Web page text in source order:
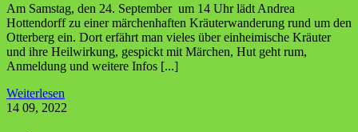
Am Samstag, den 24. September um 14 Uhr lädt Andrea
Hottendorff zu einer märchenhaften Kräuterwanderung rund um den
Otterberg ein. Dort erfährt man vieles über einheimische Kräuter
und ihre Heilwirkung, gespickt mit Märchen, Hut geht rum,
Anmeldung und weitere Infos [...]
Weiterlesen
14 09, 2022